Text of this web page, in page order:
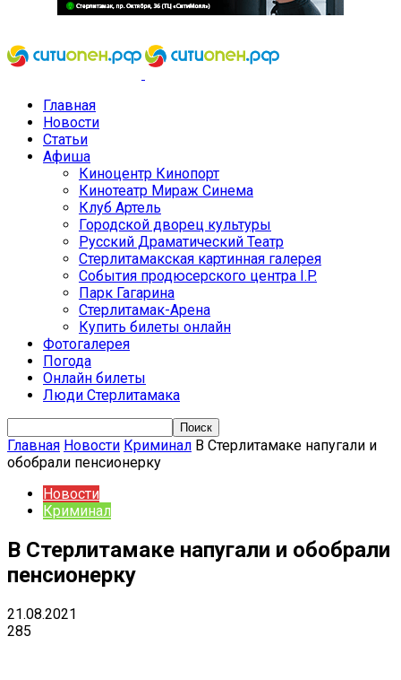
Главная
Новости
Статьи
Афиша
Киноцентр Кинопорт
Кинотеатр Мираж Синема
Клуб Артель
Городской дворец культуры
Русский Драматический Театр
Стерлитамакская картинная галерея
События продюсерского центра I.P.
Парк Гагарина
Стерлитамак-Арена
Купить билеты онлайн
Фотогалерея
Погода
Онлайн билеты
Люди Стерлитамака
Главная Новости Криминал В Стерлитамаке напугали и
обобрали пенсионерку
Новости
Криминал
В Стерлитамаке напугали и обобрали
пенсионерку
21.08.2021
285